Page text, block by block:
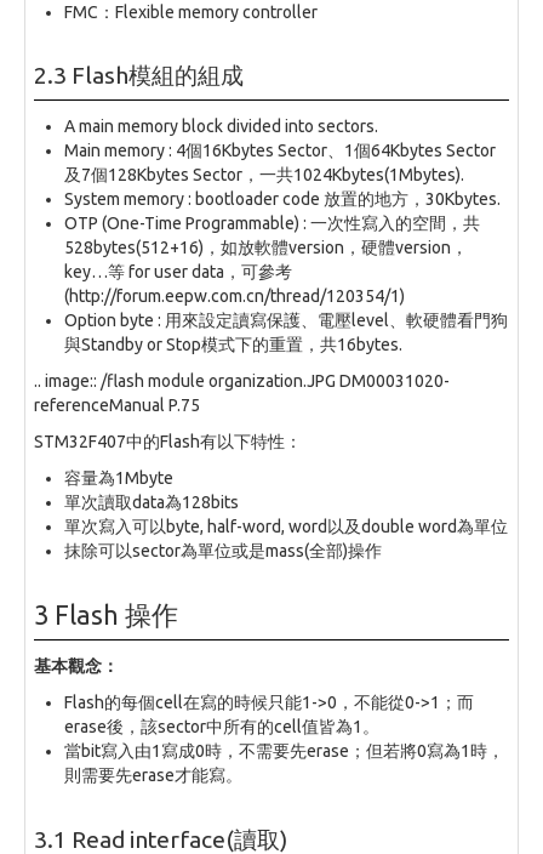
FMC：Flexible memory controller
2.3 Flash模組的組成
A main memory block divided into sectors.
Main memory : 4個16Kbytes Sector、1個64Kbytes Sector
及7個128Kbytes Sector，一共1024Kbytes(1Mbytes).
System memory : bootloader code 放置的地方，30Kbytes.
OTP (One-Time Programmable) : 一次性寫入的空間，共
528bytes(512+16)，如放軟體version，硬體version，
key…等 for user data，可參考
(http://forum.eepw.com.cn/thread/120354/1)
Option byte : 用來設定讀寫保護、電壓level、軟硬體看門狗
與Standby or Stop模式下的重置，共16bytes.
.. image:: /flash module organization.JPG DM00031020-
referenceManual P.75
STM32F407中的Flash有以下特性：
容量為1Mbyte
單次讀取data為128bits
單次寫入可以byte, half-word, word以及double word為單位
抹除可以sector為單位或是mass(全部)操作
3 Flash 操作
基本觀念：
Flash的每個cell在寫的時候只能1->0，不能從0->1；而
erase後，該sector中所有的cell值皆為1。
當bit寫入由1寫成0時，不需要先erase；但若將0寫為1時，
則需要先erase才能寫。
3.1 Read interface(讀取)